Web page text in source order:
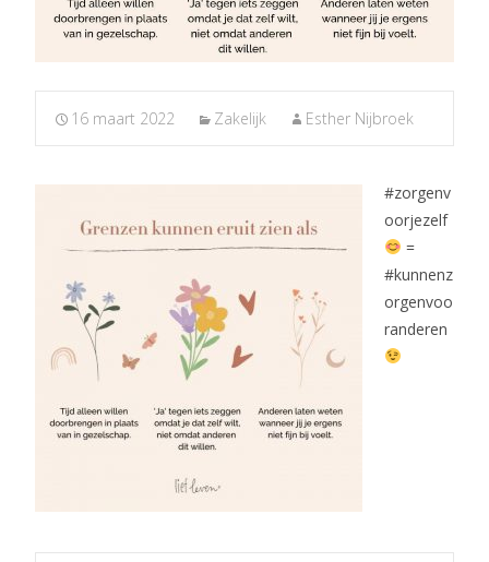
16 maart 2022 Zakelijk Esther Nijbroek
#zorgenv
oorjezelf
=
#kunnenz
orgenvoo
randeren